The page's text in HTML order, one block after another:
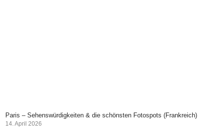
Paris – Sehenswürdigkeiten & die schönsten Fotospots (Frankreich)
14. April 2026